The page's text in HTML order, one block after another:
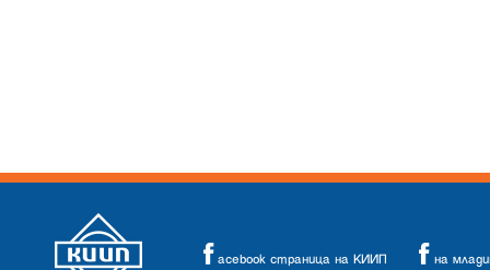
acebook страница на КИИП на